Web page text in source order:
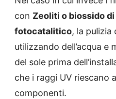
con Zeoliti o biossido
fotocatalitico, la pulizia
utilizzando dell’acqua
del sole prima
che i raggi UV riescano
componenti.